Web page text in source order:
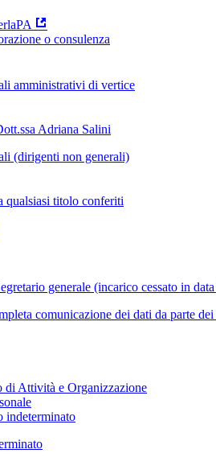
o consulenza
amministrativi di vertice
Adriana Salini
(dirigenti non generali)
qualsiasi titolo conferiti
generale (incarico cessato in
comunicazione dei dati da parte
di Attività e Organizzazione
indeterminato